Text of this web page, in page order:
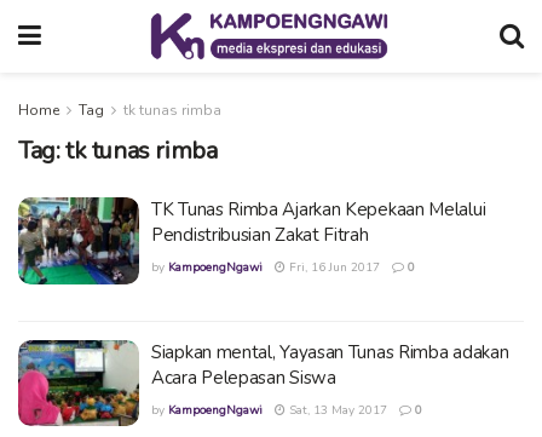
Home Tag tk tunas rimba
Tag:tk tunas rimba
TK Tunas Rimba Ajarkan Kepekaan Melalui
Pendistribusian Zakat Fitrah
by KampoengNgawi Fri, 16 Jun 2017 0
Siapkan mental, Yayasan Tunas Rimba adakan
Acara Pelepasan Siswa
by KampoengNgawi Sat, 13 May 2017 0